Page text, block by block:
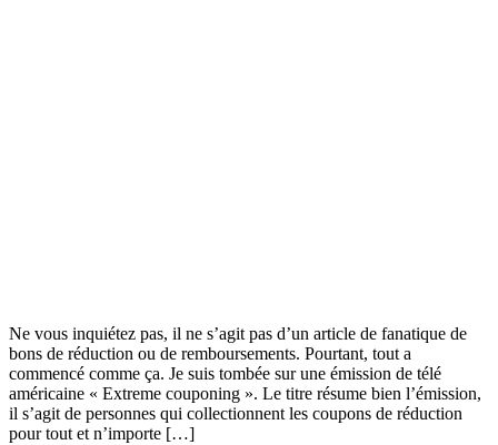
Ne vous inquiétez pas, il ne s’agit pas d’un article de fanatique de
bons de réduction ou de remboursements. Pourtant, tout a
commencé comme ça. Je suis tombée sur une émission de télé
américaine « Extreme couponing ». Le titre résume bien l’émission,
il s’agit de personnes qui collectionnent les coupons de réduction
pour tout et n’importe […]